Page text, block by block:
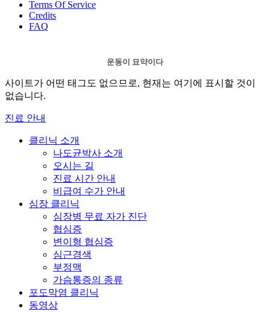
Terms Of Service
Credits
FAQ
운동이 묘약이다
사이트가 어떤 태그도 없으므로, 현재는 여기에 표시할 것이
없습니다.
진료 안내
클리닉 소개
나도균박사 소개
오시는 길
진료 시간 안내
비급여 수가 안내
심장 클리닉
심장병 무료 자가 진단
협심증
변이형 협심증
심근경색
부정맥
가슴통증의 종류
포도막염 클리닉
동영상